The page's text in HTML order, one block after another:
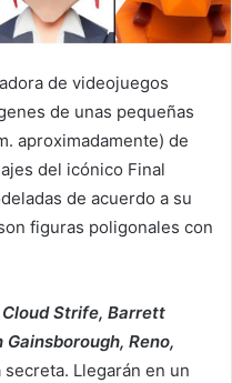
de videojuegos
de unas pequeñas
aproximadamente) de
del icónico Final
de acuerdo a su
figuras poligonales con
Cloud Strife, Barrett
Reno,
Llegarán en un